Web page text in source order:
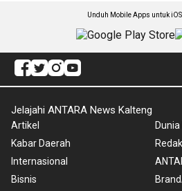
Unduh Mobile Apps untuk
Jelajahi ANTARA News Kalteng
Artikel
Kabar Daerah
Internasional
Bisnis